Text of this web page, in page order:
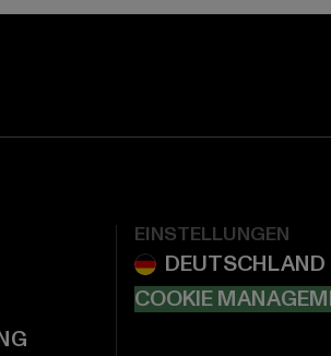
EINSTELLUNGEN
COOKIE